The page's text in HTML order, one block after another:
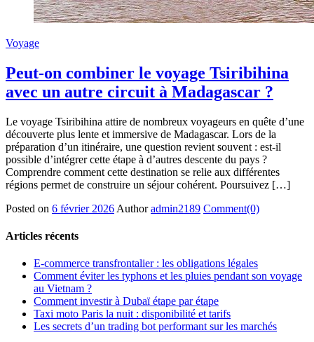
Voyage
Peut-on combiner le voyage Tsiribihina
avec un autre circuit à Madagascar ?
Le voyage Tsiribihina attire de nombreux voyageurs en quête d’une
découverte plus lente et immersive de Madagascar. Lors de la
préparation d’un itinéraire, une question revient souvent : est-il
possible d’intégrer cette étape à d’autres descente du pays ?
Comprendre comment cette destination se relie aux différentes
régions permet de construire un séjour cohérent. Poursuivez […]
Posted on 6 février 2026 Author admin2189 Comment(0)
Articles récents
E-commerce transfrontalier : les obligations légales
Comment éviter les typhons et les pluies pendant son voyage
au Vietnam ?
Comment investir à Dubaï étape par étape
Taxi moto Paris la nuit : disponibilité et tarifs
Les secrets d’un trading bot performant sur les marchés